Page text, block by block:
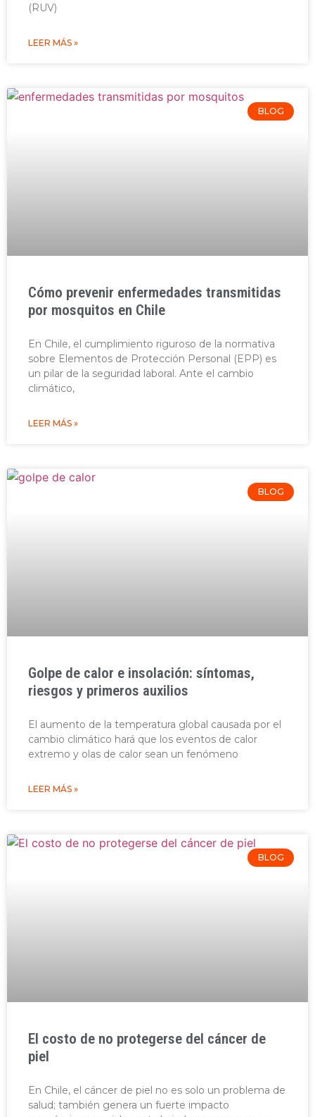
(RUV)
LEER MÁS »
BLOG
Cómo prevenir enfermedades transmitidas
por mosquitos en Chile
En Chile, el cumplimiento riguroso de la normativa
sobre Elementos de Protección Personal (EPP) es
un pilar de la seguridad laboral. Ante el cambio
climático,
LEER MÁS »
BLOG
Golpe de calor e insolación: síntomas,
riesgos y primeros auxilios
El aumento de la temperatura global causada por el
cambio climático hará que los eventos de calor
extremo y olas de calor sean un fenómeno
LEER MÁS »
BLOG
El costo de no protegerse del cáncer de
piel
En Chile, el cáncer de piel no es solo un problema de
salud; también genera un fuerte impacto